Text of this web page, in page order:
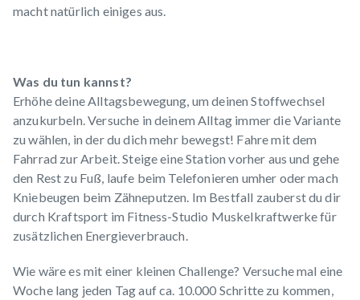
macht natürlich einiges aus.
Was du tun kannst?
Erhöhe deine Alltagsbewegung, um deinen Stoffwechsel
anzukurbeln. Versuche in deinem Alltag immer die Variante
zu wählen, in der du dich mehr bewegst! Fahre mit dem
Fahrrad zur Arbeit. Steige eine Station vorher aus und gehe
den Rest zu Fuß, laufe beim Telefonieren umher oder mach
Kniebeugen beim Zähneputzen. Im Bestfall zauberst du dir
durch Kraftsport im Fitness-Studio Muskelkraftwerke für
zusätzlichen Energieverbrauch.
Wie wäre es mit einer kleinen Challenge? Versuche mal eine
Woche lang jeden Tag auf ca. 10.000 Schritte zu kommen,